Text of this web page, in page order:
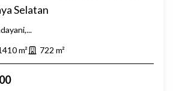
Selatan
m² 722 m²